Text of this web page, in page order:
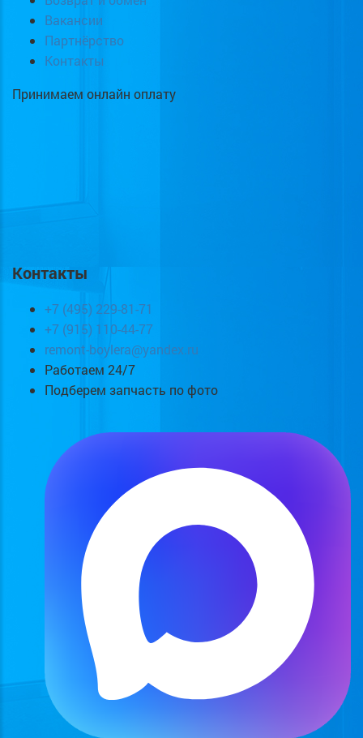
Вакансии
Партнёрство
Контакты
Принимаем онлайн оплату
Контакты
+7 (495) 229-81-71
+7 (915) 110-44-77
remont-boylera@yandex.ru
Работаем 24/7
Подберем запчасть по фото